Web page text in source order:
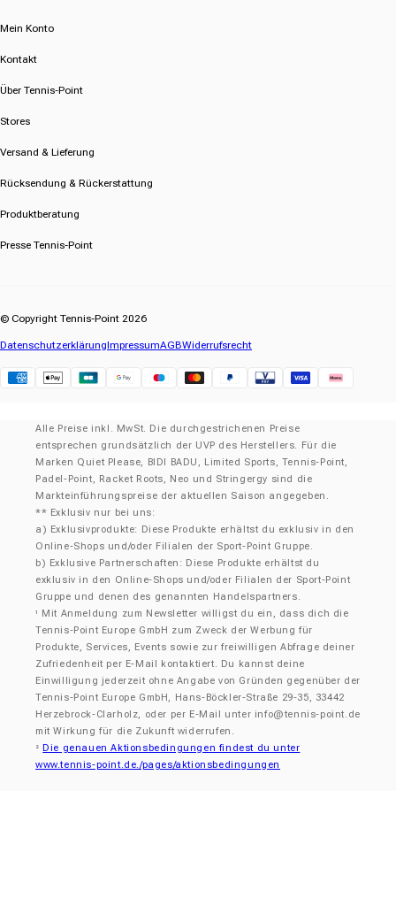
Mein Konto
Kontakt
Über Tennis-Point
Stores
Versand & Lieferung
Rücksendung & Rückerstattung
Produktberatung
Presse Tennis-Point
© Copyright Tennis-Point 2026
DatenschutzerklärungImpressumAGBWiderrufsrecht
Alle Preise inkl. MwSt. Die durchgestrichenen Preise
entsprechen grundsätzlich der UVP des Herstellers. Für die
Marken Quiet Please, BIDI BADU, Limited Sports, Tennis-Point,
Padel-Point, Racket Roots, Neo und Stringergy sind die
Markteinführungspreise der aktuellen Saison angegeben.
** Exklusiv nur bei uns:
a) Exklusivprodukte: Diese Produkte erhältst du exklusiv in den
Online-Shops und/oder Filialen der Sport-Point Gruppe.
b) Exklusive Partnerschaften: Diese Produkte erhältst du
exklusiv in den Online-Shops und/oder Filialen der Sport-Point
Gruppe und denen des genannten Handelspartners.
¹ Mit Anmeldung zum Newsletter willigst du ein, dass dich die
Tennis-Point Europe GmbH zum Zweck der Werbung für
Produkte, Services, Events sowie zur freiwilligen Abfrage deiner
Zufriedenheit per E-Mail kontaktiert. Du kannst deine
Einwilligung jederzeit ohne Angabe von Gründen gegenüber der
Tennis-Point Europe GmbH, Hans-Böckler-Straße 29-35, 33442
Herzebrock-Clarholz, oder per E-Mail unter info@tennis-point.de
mit Wirkung für die Zukunft widerrufen.
² Die genauen Aktionsbedingungen findest du unter
www.tennis-point.de./pages/aktionsbedingungen